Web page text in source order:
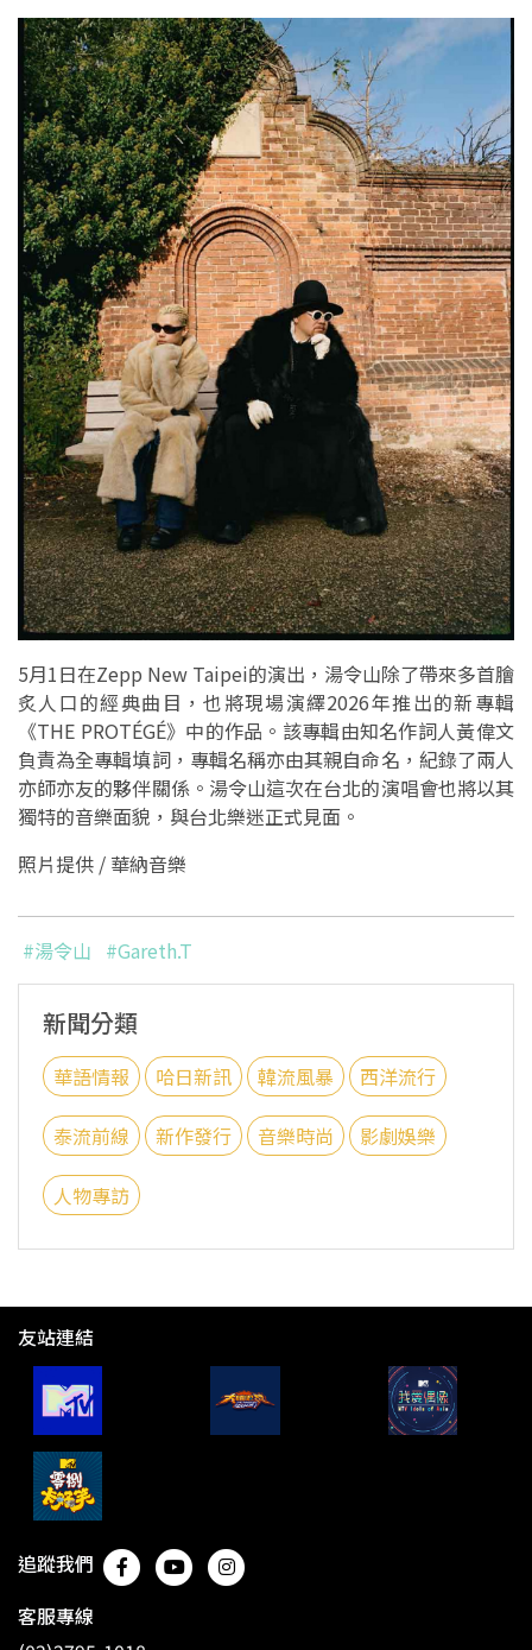
5月1日在Zepp New Taipei的演出，湯令山除了帶來多首膾
炙人口的經典曲目，也將現場演繹2026年推出的新專輯
《THE PROTÉGÉ》中的作品。該專輯由知名作詞人黃偉文
負責為全專輯填詞，專輯名稱亦由其親自命名，紀錄了兩人
亦師亦友的夥伴關係。湯令山這次在台北的演唱會也將以其
獨特的音樂面貌，與台北樂迷正式見面。
照片提供 / 華納音樂
#湯令山 #Gareth.T
新聞分類
華語情報 哈日新訊 韓流風暴 西洋流行
泰流前線 新作發行 音樂時尚 影劇娛樂
人物專訪
友站連結
追蹤我們
客服專線